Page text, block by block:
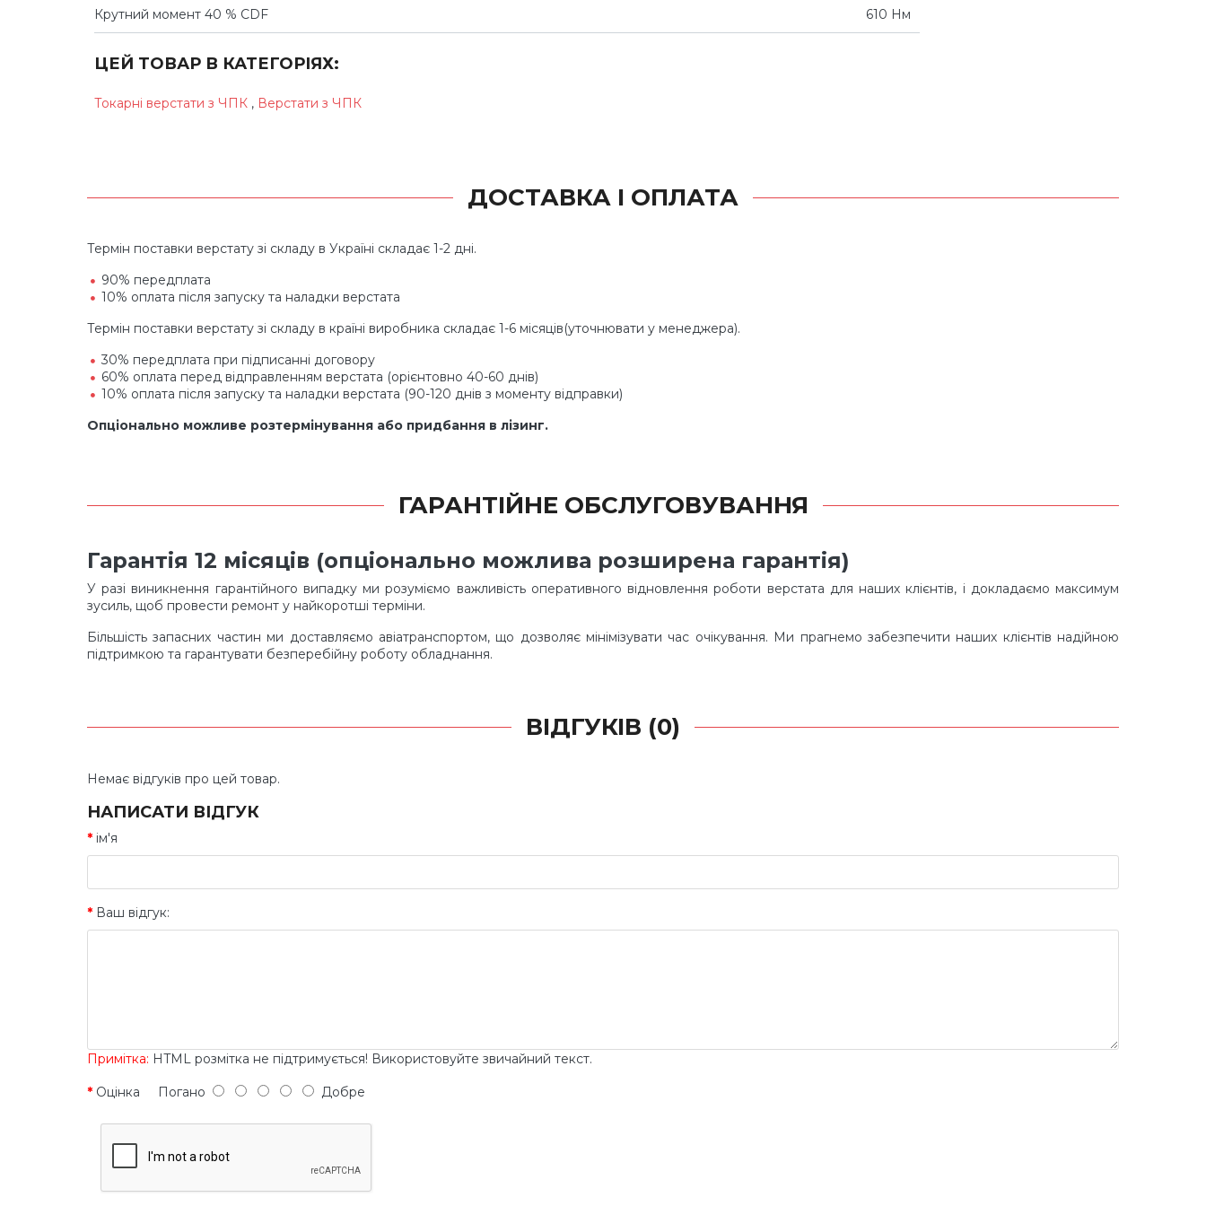
Крутний момент 40 % CDF 610 Нм
ЦЕЙ ТОВАР В КАТЕГОРІЯХ:
Токарні верстати з ЧПК , Верстати з ЧПК
ДОСТАВКА І ОПЛАТА
Термін поставки верстату зі складу в Україні складає 1-2 дні.
90% передплата
10% оплата після запуску та наладки верстата
Термін поставки верстату зі складу в країні виробника складає 1-6 місяців(уточнювати у менеджера).
30% передплата при підписанні договору
60% оплата перед відправленням верстата (орієнтовно 40-60 днів)
10% оплата після запуску та наладки верстата (90-120 днів з моменту відправки)
Опціонально можливе розтермінування або придбання в лізинг.
ГАРАНТІЙНЕ ОБСЛУГОВУВАННЯ
Гарантія 12 місяців (опціонально можлива розширена гарантія)
У разі виникнення гарантійного випадку ми розуміємо важливість оперативного відновлення роботи верстата для наших клієнтів, і докладаємо максимум
зусиль, щоб провести ремонт у найкоротші терміни.
Більшість запасних частин ми доставляємо авіатранспортом, що дозволяє мінімізувати час очікування. Ми прагнемо забезпечити наших клієнтів надійною
підтримкою та гарантувати безперебійну роботу обладнання.
ВІДГУКІВ (0)
Немає відгуків про цей товар.
НАПИСАТИ ВІДГУК
ім'я
Ваш відгук:
Примітка: HTML розмітка не підтримується! Використовуйте звичайний текст.
Оцінка Погано Добре